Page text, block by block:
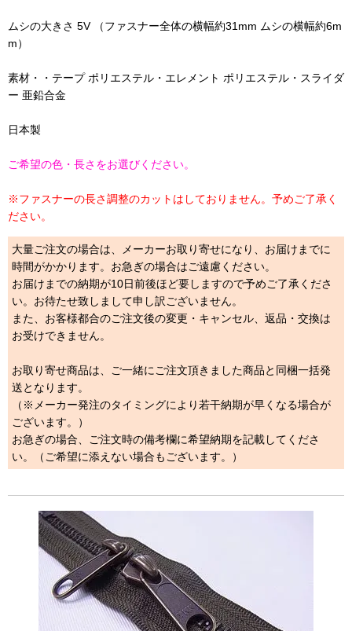
ムシの大きさ 5V （ファスナー全体の横幅約31mm ムシの横幅約6m
m）
素材・・テープ ポリエステル・エレメント ポリエステル・スライダ
ー 亜鉛合金
日本製
ご希望の色・長さをお選びください。
※ファスナーの長さ調整のカットはしておりません。予めご了承く
ださい。
大量ご注文の場合は、メーカーお取り寄せになり、お届けまでに
時間がかかります。お急ぎの場合はご遠慮ください。
お届けまでの納期が10日前後ほど要しますので予めご了承くださ
い。お待たせ致しまして申し訳ございません。
また、お客様都合のご注文後の変更・キャンセル、返品・交換は
お受けできません。
お取り寄せ商品は、ご一緒にご注文頂きました商品と同梱一括発
送となります。
（※メーカー発注のタイミングにより若干納期が早くなる場合が
ございます。）
お急ぎの場合、ご注文時の備考欄に希望納期を記載してくださ
い。（ご希望に添えない場合もございます。）